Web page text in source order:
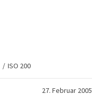
/ ISO 200
27. Februar 2005